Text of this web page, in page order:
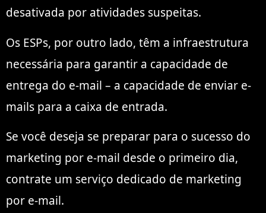
desativada por atividades suspeitas.
Os ESPs, por outro lado, têm a infraestrutura
necessária para garantir a capacidade de
entrega do e-mail – a capacidade de enviar e-
mails para a caixa de entrada.
Se você deseja se preparar para o sucesso do
marketing por e-mail desde o primeiro dia,
contrate um serviço dedicado de marketing
por e-mail.